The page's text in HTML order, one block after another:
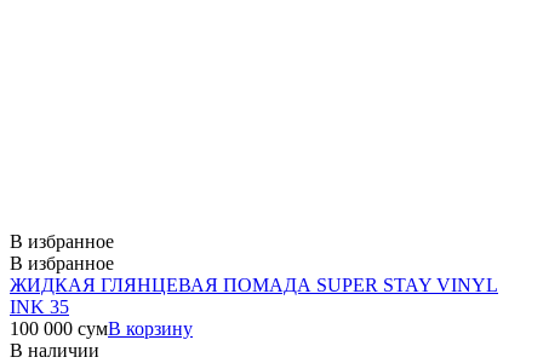
В избранное
В избранное
ЖИДКАЯ ГЛЯНЦЕВАЯ ПОМАДА SUPER STAY VINYL
INK 35
100 000 сумВ корзину
В наличии